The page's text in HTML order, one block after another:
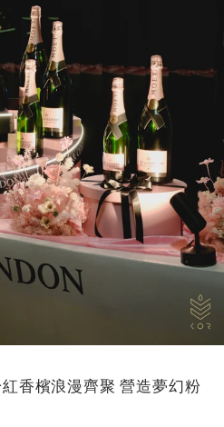
香檳浪漫齊聚 營造夢幻粉